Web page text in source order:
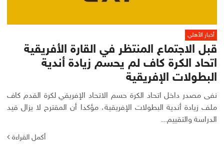
أخبار الأهلي
قبل الاجتماع المنتظر في القارة الأفريقية
اتحاد الكرة كاف لم يحسم زيادة أندية
البطولات الإفريقية
نفى مصدر داخل اتحاد الكرة حسم الاتحاد الإفريقي لكرة القدم كاف
ملف زيادة أندية البطولات الإفريقية، مؤكدا أن المقترح لا يزال قيد
الدراسة والتقييم...
أكمل القراءة